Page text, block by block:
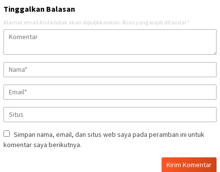
Tinggalkan Balasan
Alamat email Anda tidak akan dipublikasikan. Ruas yang wajib ditandai *
Simpan nama, email, dan situs web saya pada peramban ini untuk
komentar saya berikutnya.